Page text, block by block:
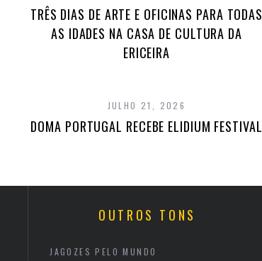
TRÊS DIAS DE ARTE E OFICINAS PARA TODAS
AS IDADES NA CASA DE CULTURA DA
ERICEIRA
JULHO 21, 2026
DOMA PORTUGAL RECEBE ELIDIUM FESTIVAL
OUTROS TONS
JAGOZES PELO MUNDO